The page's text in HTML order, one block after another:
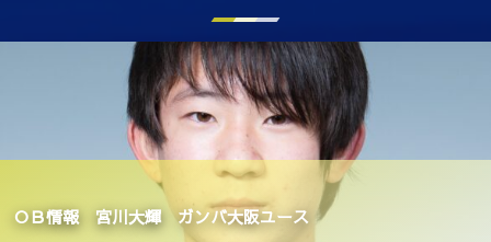
ＯＢ情報 宮川大輝 ガンバ大阪ユース